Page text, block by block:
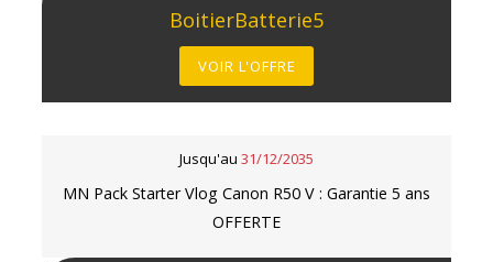
BoitierBatterie5
VOIR L'OFFRE
Jusqu'au 31/12/2035
MN Pack Starter Vlog Canon R50 V : Garantie 5 ans
OFFERTE